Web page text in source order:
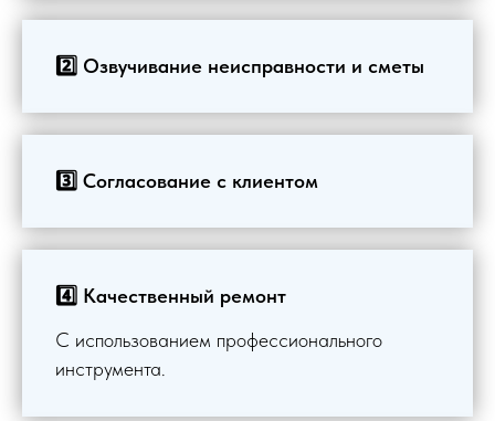
2️⃣ Озвучивание неисправности и сметы
3️⃣ Согласование с клиентом
4️⃣ Качественный ремонт
С использованием профессионального
инструмента.